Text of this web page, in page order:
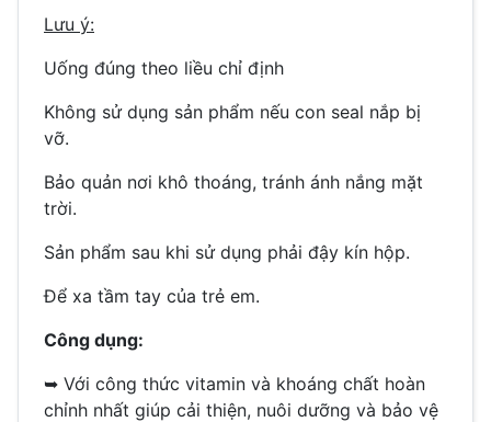
Lưu ý:
Uống đúng theo liều chỉ định
Không sử dụng sản phẩm nếu con seal nắp bị
vỡ.
Bảo quản nơi khô thoáng, tránh ánh nắng mặt
trời.
Sản phẩm sau khi sử dụng phải đậy kín hộp.
Để xa tầm tay của trẻ em.
Công dụng:
➥ Với công thức vitamin và khoáng chất hoàn
chỉnh nhất giúp cải thiện, nuôi dưỡng và bảo vệ